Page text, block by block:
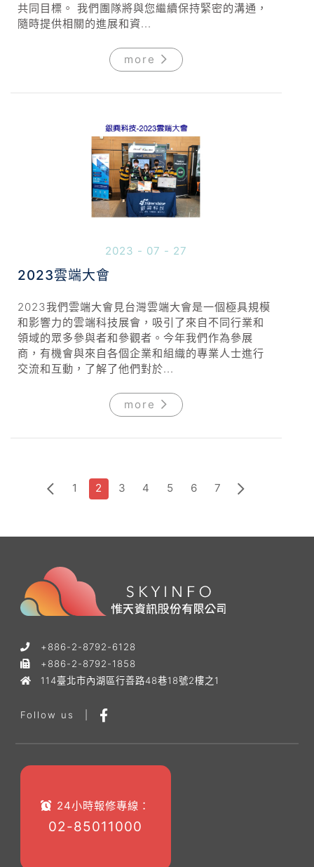
共同目標。 我們團隊將與您繼續保持緊密的溝通，
隨時提供相關的進展和資...
more
2023 - 07 - 27
2023雲端大會
2023我們雲端大會見台灣雲端大會是一個極具規模
和影響力的雲端科技展會，吸引了來自不同行業和
領域的眾多參與者和參觀者。今年我們作為參展
商，有機會與來自各個企業和組織的專業人士進行
交流和互動，了解了他們對於...
more
1 2 3 4 5 6 7
+886-2-8792-6128
+886-2-8792-1858
114臺北市內湖區行善路48巷18號2樓之1
Follow us
24小時報修專線：
02-85011000